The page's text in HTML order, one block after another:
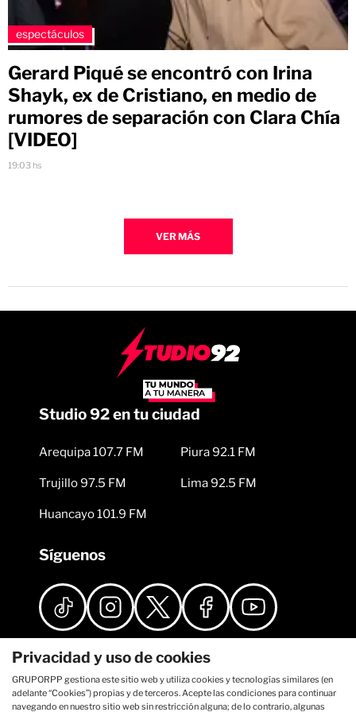
espectáculos
Gerard Piqué se encontró con Irina
Shayk, ex de Cristiano, en medio de
rumores de separación con Clara Chía
[VIDEO]
19:03 hs
VER MÁS
Studio 92 en tu ciudad
Arequipa 107.7 FM
Trujillo 97.5 FM
Huancayo 101.9 FM
Piura 92.1 FM
Lima 92.5 FM
Síguenos
Privacidad y uso de cookies
GRUPORPP gestiona este sitio web y utiliza cookies y tecnologías similares (en
adelante “Cookies”) propias y de terceros. Acepte las condiciones para continuar
navegando en nuestro sitio web sin restricción alguna; de lo contrario, algunas